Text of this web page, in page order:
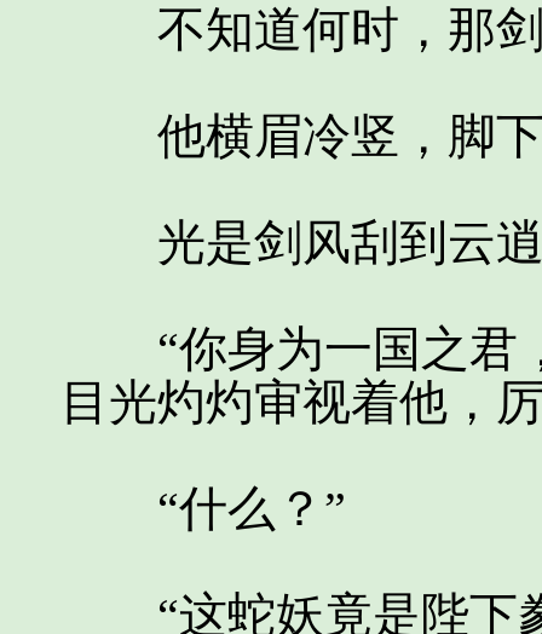
不知道何时，那剑
他横眉冷竖，脚下
光是剑风刮到云逍
“你身为一国之君
目光灼灼审视着他，
“什么？”
“这蛇妖竟是陛下